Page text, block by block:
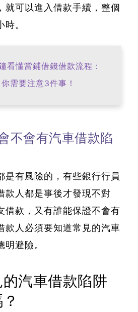
就可以進入借款手續，整個
。
看懂當鋪借錢借款流程：
需要注意3件事！
不會有汽車借款陷
是有風險的，有些銀行行員
款人都是事後才發現不對
借款，又有誰能保證不會有
款人必須要知道常見的汽車
明避險。
汽車借款陷阱